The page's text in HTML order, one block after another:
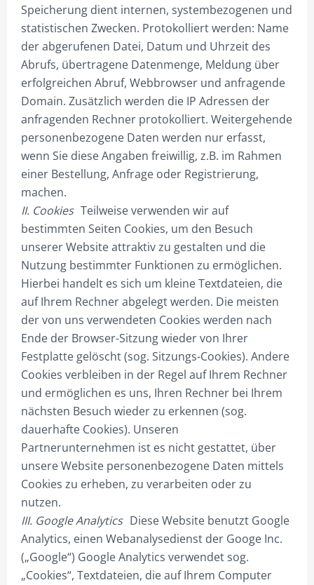
PYLONE B200CM
PYLONE B250CM
PYLONE B300CM
PYLONE B100CM BELEUCHTET
PYLONE B125CM BELEUCHTET
PYLONE B150CM BELEUCHTET
PYLONE B200CM BELEUCHTET
PYLONE B250CM BELEUCHTET
PYLONE B300CM BELEUCHTET
STIEL-PYLONE / WERBEMASTEN
PROJEKTIERUNG
3ECK-PYLONE
DREIECK-PYLONE B 100CM
DREIECK PYLONE B125CM
DREIECK PYLONE B150CM
DREIECK PYLONE B200CM
DREIECK PYLONE B250CM
DREIECK PYLONE B300CM
DREIECK PYLONE B100CM BELEUCHTET
DREIECK PYLONE B125CM BELEUCHTET
Speicherung dient internen, systembezogenen und
statistischen Zwecken. Protokolliert werden: Name
der abgerufenen Datei, Datum und Uhrzeit des
Abrufs, übertragene Datenmenge, Meldung über
erfolgreichen Abruf, Webbrowser und anfragende
Domain. Zusätzlich werden die IP Adressen der
anfragenden Rechner protokolliert. Weitergehende
personenbezogene Daten werden nur erfasst,
wenn Sie diese Angaben freiwillig, z.B. im Rahmen
einer Bestellung, Anfrage oder Registrierung,
machen.
II. CookiesTeilweise verwenden wir auf
bestimmten Seiten Cookies, um den Besuch
unserer Website attraktiv zu gestalten und die
Nutzung bestimmter Funktionen zu ermöglichen.
Hierbei handelt es sich um kleine Textdateien, die
auf Ihrem Rechner abgelegt werden. Die meisten
der von uns verwendeten Cookies werden nach
Ende der Browser-Sitzung wieder von Ihrer
Festplatte gelöscht (sog. Sitzungs-Cookies). Andere
Cookies verbleiben in der Regel auf Ihrem Rechner
und ermöglichen es uns, Ihren Rechner bei Ihrem
nächsten Besuch wieder zu erkennen (sog.
dauerhafte Cookies). Unseren
Partnerunternehmen ist es nicht gestattet, über
unsere Website personenbezogene Daten mittels
Cookies zu erheben, zu verarbeiten oder zu
nutzen.
III. Google AnalyticsDiese Website benutzt Google
Analytics, einen Webanalysedienst der Googe Inc.
(„Google“) Google Analytics verwendet sog.
„Cookies“, Textdateien, die auf Ihrem Computer